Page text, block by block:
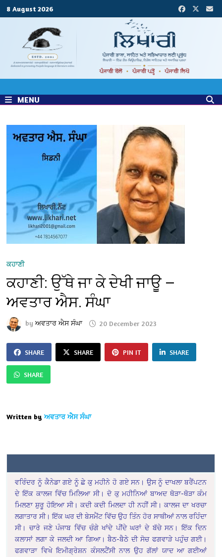
8 August 2026
MENU
ਕਹਾਣੀ
ਕਹਾਣੀ: ਉੱਥੇ ਜਾ ਕੇ ਦੇਖੀ ਜਾਊ —
ਅਵਤਾਰ ਐਸ. ਸੰਘਾ
byਅਵਤਾਰ ਐਸ ਸੰਘਾ 20 December 2023
SHARE SHARE PIN IT SHARE
SHARE
Written by ਅਵਤਾਰ ਐਸ ਸੰਘਾ
ਵਰਿੰਦਰ ਨੂੰ ਕੈਨੇਡਾ ਗਏ ਨੂੰ ਛੇ ਕੁ ਮਹੀਨੇ ਹੋ ਗਏ ਸਨ। ਉਸ ਨੂੰ ਦਾਖਲਾ ਬਰੈਂਪਟਨ
ਦੇ ਇੱਕ ਕਾਲਜ ਵਿੱਚ ਮਿਲਿਆ ਸੀ। ਦੋ ਕੁ ਮਹੀਨਿਆਂ ਬਾਅਦ ਥੋੜਾ-ਥੋੜਾ ਕੰਮ
ਮਿਲਣਾ ਸ਼ੁਰੂ ਹੋਇਆ ਸੀ। ਕਦੀ ਕਦੀ ਮਿਲਦਾ ਹੀ ਨਹੀਂ ਸੀ। ਕਾਲਜ ਦਾ ਖਰਚਾ
ਲਗਾਤਾਰ ਸੀ। ਇੱਕ ਘਰ ਦੀ ਬੇਸਮੈਂਟ ਵਿੱਚ ਉਹ ਤਿੰਨ ਹੋਰ ਸਾਥੀਆਂ ਨਾਲ ਰਹਿੰਦਾ
ਸੀ। ਚਾਰੇ ਜਣੇ ਪੰਜਾਬ ਵਿੱਚ ਚੰਗੇ ਖਾਂਦੇ ਪੀਂਦੇ ਘਰਾਂ ਦੇ ਬੱਚੇ ਸਨ। ਇੱਕ ਦਿਨ
ਕਲਾਸਾਂ ਲਗਾ ਕੇ ਜਲਦੀ ਆ ਗਿਆ। ਬੈਠ-ਬੈਠੇ ਦੀ ਸੋਚ ਫਗਵਾੜੇ ਪਹੁੰਚ ਗਈ।
ਫਗਵਾੜਾ ਵਿਖੇ ਇਮੀਗ੍ਰੇਸ਼ਨ ਕੰਸਲਟੈਂਸੀ ਨਾਲ ਉਹ ਗੱਲਾਂ ਯਾਦ ਆ ਗਈਆਂ